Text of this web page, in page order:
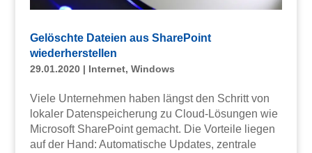
Gelöschte Dateien aus SharePoint
wiederherstellen
29.01.2020| Internet, Windows
Viele Unternehmen haben längst den Schritt von
lokaler Datenspeicherung zu Cloud-Lösungen wie
Microsoft SharePoint gemacht. Die Vorteile liegen
auf der Hand: Automatische Updates, zentrale